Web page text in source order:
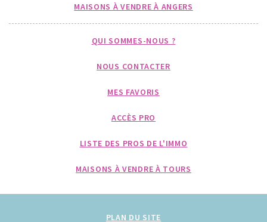
MAISONS À VENDRE À ANGERS
QUI SOMMES-NOUS ?
NOUS CONTACTER
MES FAVORIS
ACCÈS PRO
LISTE DES PROS DE L'IMMO
MAISONS À VENDRE À TOURS
PLAN DU SITE